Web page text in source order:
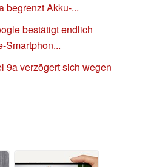
begrenzt Akku-...
bestätigt endlich
Smartphon...
9a verzögert sich wegen